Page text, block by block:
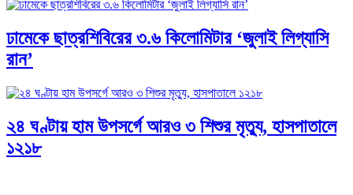
ঢামেকে ছাত্রশিবিরের ৩.৬ কিলোমিটার ‘জুলাই লিগ্যাসি
রান’
২৪ ঘণ্টায় হাম উপসর্গে আরও ৩ শিশুর মৃত্যু, হাসপাতালে
১২১৮